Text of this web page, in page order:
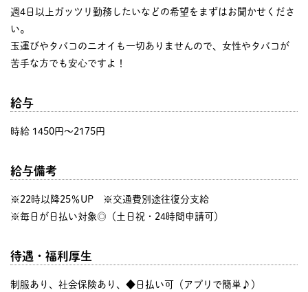
週4日以上ガッツリ勤務したいなどの希望をまずはお聞かせくださ
い。
玉運びやタバコのニオイも一切ありませんので、女性やタバコが
苦手な方でも安心ですよ！
給与
時給 1450円〜2175円
給与備考
※22時以降25％UP ※交通費別途往復分支給
※毎日が日払い対象◎（土日祝・24時間申請可）
待遇・福利厚生
制服あり、社会保険あり、◆日払い可（アプリで簡単♪）